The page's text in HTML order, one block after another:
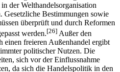
nötigen Vorbereitungen eines
der Welthandelsorganisation
Gesetzliche Bestimmungen sowie
überprüft und durch Reformen
werden. [26]Außer den
freieren Außenhandel ergibt
politischer Nutzen. Die
sich vor der Einflussnahme